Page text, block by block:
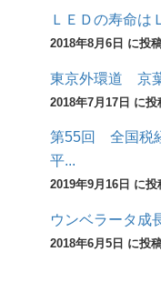
ＬＥＤの寿命は
2018年8月6日 に投
東京外環道 京
2018年7月17日 に投
第55回 全国税
平...
2019年9月16日 に投
ウンベラータ成
2018年6月5日 に投